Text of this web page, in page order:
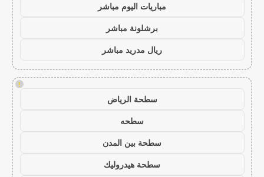
مباريات اليوم مباشر
برشلونة مباشر
ريال مدريد مباشر
!
سطحة الرياض
سطحه
سطحة بين المدن
سطحة هيدروليك